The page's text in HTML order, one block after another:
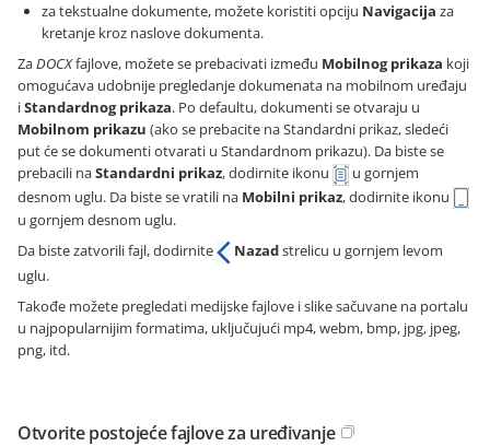
za tekstualne dokumente, možete koristiti opciju Navigacija za
kretanje kroz naslove dokumenta.
ZaDOCXfajlove, možete se prebacivati između Mobilnog prikaza koji
omogućava udobnije pregledanje dokumenata na mobilnom uređaju
iStandardnog prikaza. Po defaultu, dokumenti se otvaraju u
Mobilnom prikazu (ako se prebacite na Standardni prikaz, sledeći
put će se dokumenti otvarati u Standardnom prikazu). Da biste se
prebacili naStandardni prikaz, dodirnite ikonu
u gornjem
desnom uglu. Da biste se vratili na Mobilni prikaz, dodirnite ikonu
u gornjem desnom uglu.
Da biste zatvorili fajl, dodirnite
Nazadstrelicu u gornjem levom
uglu.
Takođe možete pregledati medijske fajlove i slike sačuvane na portalu
u najpopularnijim formatima, uključujući mp4, webm, bmp, jpg, jpeg,
png, itd.
Otvorite postojeće fajlove za uređivanje